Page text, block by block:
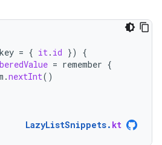
key = { it. id })
{
= remember {
.nextInt()
LazyListSnippets. kt